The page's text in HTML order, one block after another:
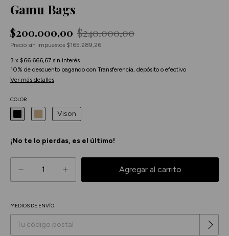
Gamu Bags
$200.000,00 $240.000,00
Precio sin impuestos $165.289,26
3 x $66.666,67 sin interés
10% de descuento pagando con Transferencia, depósito o efectivo
Ver más detalles
COLOR
Vison
¡No te lo pierdas, es el último!
Entregas para el CP:
MEDIOS DE ENVÍO